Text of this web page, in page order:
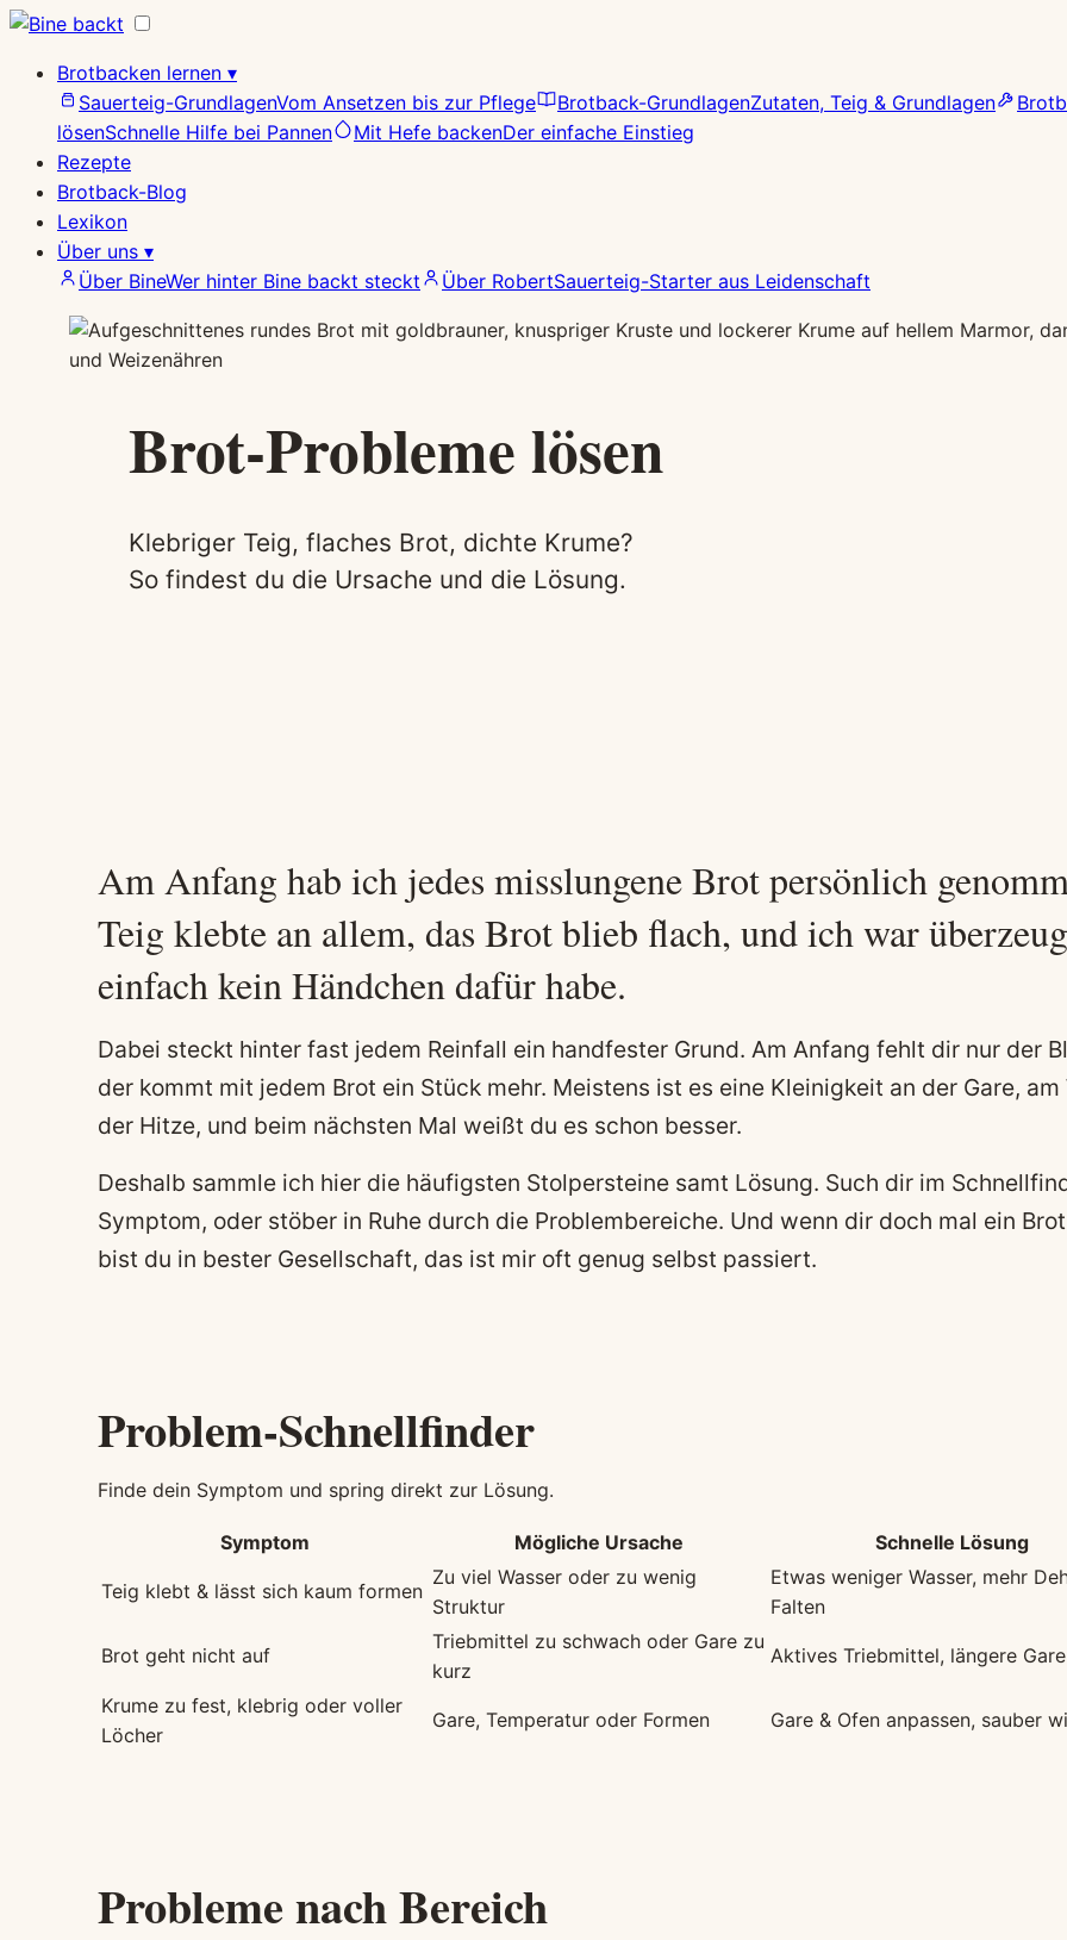
Zum
springenBrotbacken lernen ▾
Sauerteig-GrundlagenVom Ansetzen bis zur Pflege Brotback-GrundlagenZutaten, Teig & Grundlagen
lösenSchnelle Hilfe bei Pannen Mit Hefe backenDer einfache Einstieg
Rezepte
Brotback-Blog
Lexikon
Über uns ▾
Über BineWer hinter Bine backt steckt Über RobertSauerteig-Starter aus Leidenschaft
Brot-Probleme lösen
Klebriger Teig, flaches Brot, dichte Krume?
So findest du die Ursache und die Lösung.
Am Anfang hab ich jedes misslungene Brot persönlich
Teig klebte an allem, das Brot blieb flach, und ich war
einfach kein Händchen dafür habe.
Dabei steckt hinter fast jedem Reinfall ein handfester Grund. Am Anfang fehlt dir nur der
der kommt mit jedem Brot ein Stück mehr. Meistens ist es eine Kleinigkeit an der Gare, am
der Hitze, und beim nächsten Mal weißt du es schon besser.
Deshalb sammle ich hier die häufigsten Stolpersteine samt Lösung. Such dir im
Symptom, oder stöber in Ruhe durch die Problembereiche. Und wenn dir doch mal ein
bist du in bester Gesellschaft, das ist mir oft genug selbst passiert.
Problem-Schnellfinder
Finde dein Symptom und spring direkt zur Lösung.
Symptom Mögliche Ursache Schnelle Lösung
Teig klebt & lässt sich kaum formen
Zu viel Wasser oder zu wenig
Struktur
Etwas weniger Wasser, mehr
Falten
Brot geht nicht auf
Triebmittel zu schwach oder Gare zu
kurz
Aktives Triebmittel, längere Gare
Krume zu fest, klebrig oder voller
Löcher
Gare, Temperatur oder Formen Gare & Ofen anpassen, sauber
Probleme nach Bereich